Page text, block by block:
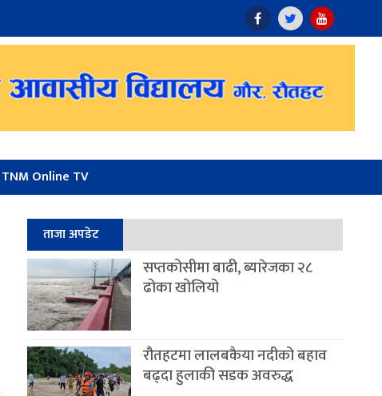
TNM Online TV
ताजा अपडेट
सप्तकोसीमा बाढी, ब्यारेजका २८
ढोका खोलियो
रौतहटमा लालबकैया नदीको बहाव
बढ्दा हुलाकी सडक अवरुद्ध